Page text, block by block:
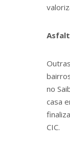
no
casa
CIC.